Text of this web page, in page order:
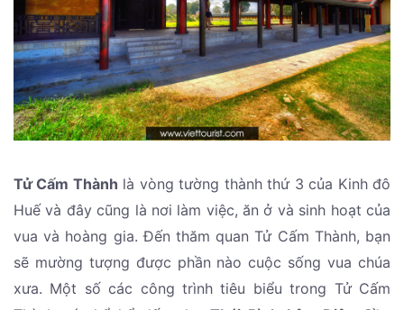
Tử Cấm Thành là vòng tường thành thứ 3 của Kinh đô
Huế và đây cũng là nơi làm việc, ăn ở và sinh hoạt của
vua và hoàng gia. Đến thăm quan Tử Cấm Thành, bạn
sẽ mường tượng được phần nào cuộc sống vua chúa
xưa. Một số các công trình tiêu biểu trong Tử Cấm